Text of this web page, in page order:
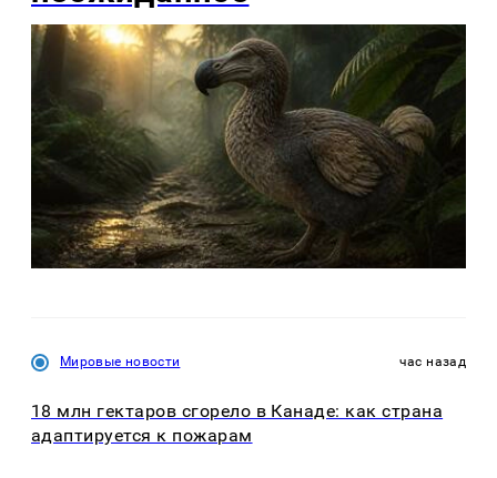
Мировые новости час назад
18 млн гектаров сгорело в Канаде: как страна
адаптируется к пожарам